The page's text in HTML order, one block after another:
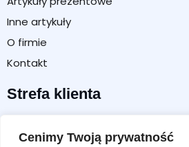
Cenimy Twoją prywatność
Inne artykuły
O firmie
Kontakt
Strefa klienta
Koszyk